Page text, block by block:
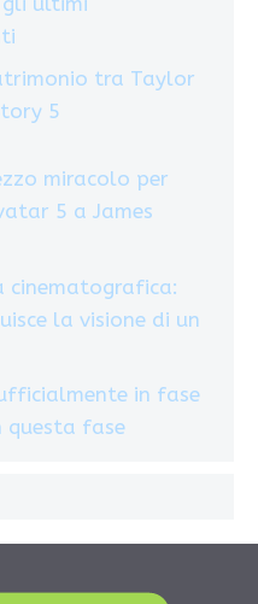
tra Taylor
5
miracolo per
5 a James
cinematografica:
la visione di un
in fase
questa fase